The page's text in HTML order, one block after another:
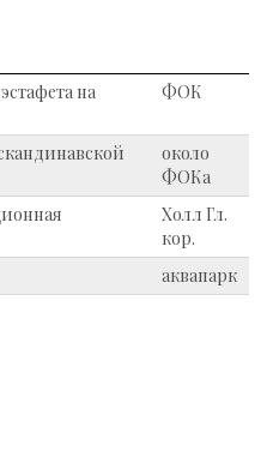
на
ФОК
около
ФОКа
Холл Гл.
кор.
аквапарк